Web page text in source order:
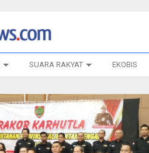
SUARA RAKYAT EKOBIS